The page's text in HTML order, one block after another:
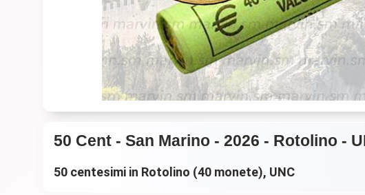
50 Cent - San Marino - 2026 - Rotolino -
50 centesimi in Rotolino (40 monete), UNC